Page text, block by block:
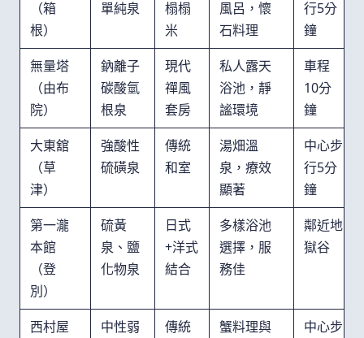
（箱
根）
單純泉
榻榻
米
風呂，懷
石料理
行5分
鐘
無量塔
（由布
院）
鈉離子
碳酸氫
根泉
現代
禪風
套房
私人露天
浴池，靜
謐環境
車程
10分
鐘
大東舘
（草
津）
強酸性
硫磺泉
傳統
和室
湯畑溫
泉，療效
顯著
中心步
行5分
鐘
第一瀧
本館
（登
別）
硫黃
泉、鹽
化物泉
日式
+洋式
結合
多樣浴池
選擇，服
務佳
鄰近地
獄谷
西村屋
中性弱
傳統
蟹料理與
中心步